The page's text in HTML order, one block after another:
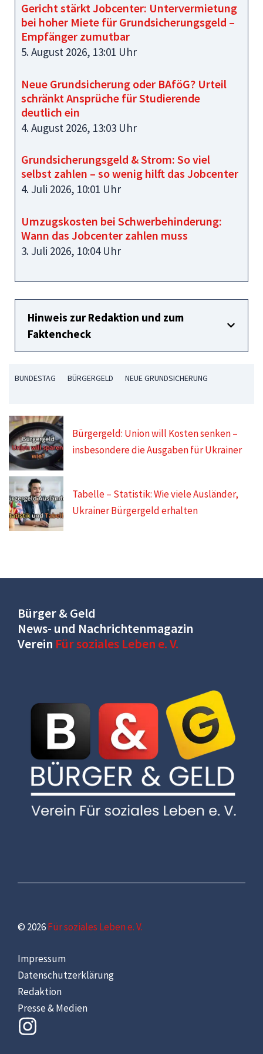
Gericht stärkt Jobcenter: Untervermietung
bei hoher Miete für Grundsicherungsgeld –
Empfänger zumutbar
5. August 2026, 13:01 Uhr
Neue Grundsicherung oder BAföG? Urteil
schränkt Ansprüche für Studierende
deutlich ein
4. August 2026, 13:03 Uhr
Grundsicherungsgeld & Strom: So viel
selbst zahlen – so wenig hilft das Jobcenter
4. Juli 2026, 10:01 Uhr
Umzugskosten bei Schwerbehinderung:
Wann das Jobcenter zahlen muss
3. Juli 2026, 10:04 Uhr
Hinweis zur Redaktion und zum
Faktencheck
BUNDESTAG BÜRGERGELD NEUE GRUNDSICHERUNG
Bürgergeld: Union will Kosten senken –
insbesondere die Ausgaben für Ukrainer
Tabelle – Statistik: Wie viele Ausländer,
Ukrainer Bürgergeld erhalten
Bürger & Geld
News- und Nachrichtenmagazin
Verein Für soziales Leben e. V.
© 2026Für soziales Leben e. V.
Impressum
Datenschutzerklärung
Redaktion
Presse & Medien